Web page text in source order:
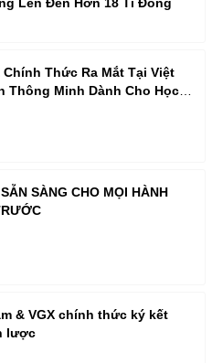
Chính Thức Ra Mắt Tại Việt
Thông Minh Dành Cho Học
SÀNG CHO MỌI HÀNH
& VGX chính thức ký kết
lược